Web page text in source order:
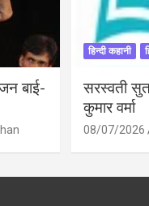
बाई-
हिन्दी कहानी
सरस्वती
कुमार वर्मा
08/07/2026